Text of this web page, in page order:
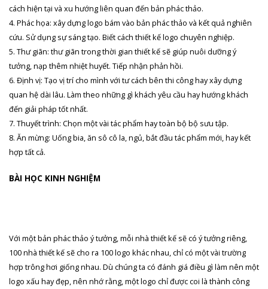
cách hiện tại và xu hướng liên quan đến bản phác thảo.
4. Phác họa: xây dựng logo bám vào bản phác thảo và kết quả nghiên
cứu. Sử dụng sự sáng tạo. Biết cách thiết kế logo chuyên nghiệp.
5. Thư giãn: thư giãn trong thời gian thiết kế sẽ giúp nuôi dưỡng ý
tưởng, nạp thêm nhiệt huyết. Tiếp nhận phản hồi.
6. Định vị: Tạo vị trí cho mình với tư cách bên thi công hay xây dựng
quan hệ dài lâu. Làm theo những gì khách yêu cầu hay hướng khách
đến giải pháp tốt nhất.
7. Thuyết trình: Chọn một vài tác phẩm hay toàn bộ bộ sưu tập.
8. Ăn mừng: Uống bia, ăn sô cô la, ngủ, bắt đầu tác phẩm mới, hay kết
hợp tất cả.
BÀI HỌC KINH NGHIỆM
Với một bản phác thảo ý tưởng, mỗi nhà thiết kế sẽ có ý tưởng riêng,
100 nhà thiết kế sẽ cho ra 100 logo khác nhau, chỉ có một vài trường
hợp trông hơi giống nhau. Dù chúng ta có đánh giá điều gì làm nên một
logo xấu hay đẹp, nên nhớ rằng, một logo chỉ được coi là thành công